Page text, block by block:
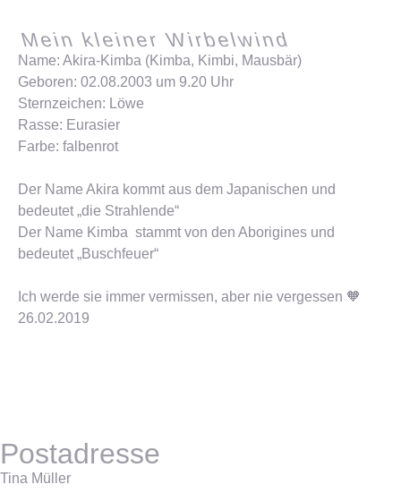
Mein kleiner Wirbelwind
Name: Akira-Kimba (Kimba, Kimbi, Mausbär)
Geboren: 02.08.2003 um 9.20 Uhr
Sternzeichen: Löwe
Rasse: Eurasier
Farbe: falbenrot
Der Name Akira kommt aus dem Japanischen und
bedeutet „die Strahlende“
Der Name Kimba stammt von den Aborigines und
bedeutet „Buschfeuer“
Ich werde sie immer vermissen, aber nie vergessen 🧡
26.02.2019
Postadresse
Tina Müller